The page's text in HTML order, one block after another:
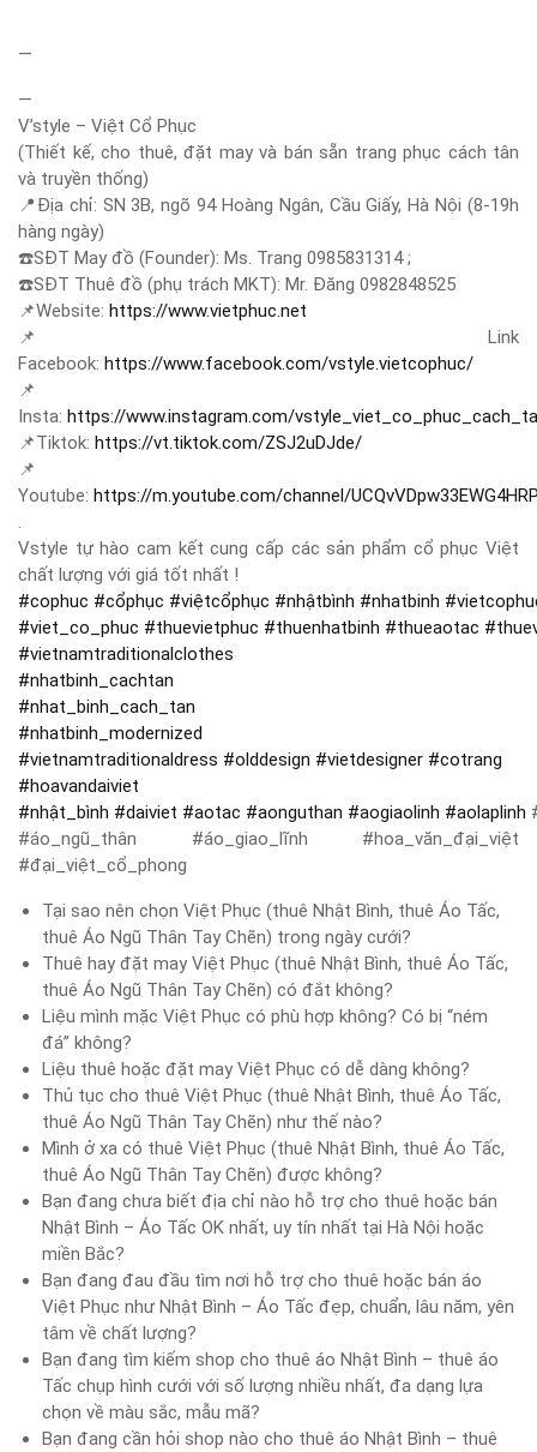
—
—
V’style – Việt Cổ Phục
(Thiết kế, cho thuê, đặt may và bán sẵn trang phục cách tân
và truyền thống)
📍 Địa chỉ: SN 3B, ngõ 94 Hoàng Ngân, Cầu Giấy, Hà Nội (8-19h
hàng ngày)
☎️SĐT May đồ (Founder): Ms. Trang 0985831314 ;
☎️SĐT Thuê đồ (phụ trách MKT): Mr. Đăng 0982848525
📌Website: https://www.vietphuc.net
📌 Link
Facebook: https://www.facebook.com/vstyle.vietcophuc/
📌
Insta: https://www.instagram.com/
📌Tiktok: https://vt.tiktok.com/ZSJ2uDJde/
📌
Youtube: https://m.youtube.com/channel/
.
Vstyle tự hào cam kết cung cấp các sản phẩm cổ phục Việt
chất lượng với giá tốt nhất !
#cophuc #cổphục #việtcổphục #nhậtbình #nhatbinh #
#viet_co_phuc #thuevietphuc #thuenhatbinh #thueaotac #
#vietnamtraditionalclothes
#nhatbinh_cachtan
#nhat_binh_cach_tan
#nhatbinh_modernized
#vietnamtraditionaldress #olddesign #vietdesigner #cotrang
#hoavandaiviet
#nhật_bình #daiviet #aotac #aonguthan #aogiaolinh #aolaplinh
#áo_ngũ_thân #áo_giao_lĩnh #hoa_văn_đại_việt
#đại_việt_cổ_phong
Tại sao nên chọn Việt Phục (thuê Nhật Bình, thuê Áo Tấc,
thuê Áo Ngũ Thân Tay Chẽn) trong ngày cưới?
Thuê hay đặt may Việt Phục (thuê Nhật Bình, thuê Áo Tấc,
thuê Áo Ngũ Thân Tay Chẽn) có đắt không?
Liệu mình mặc Việt Phục có phù hợp không? Có bị “ném
đá” không?
Liệu thuê hoặc đặt may Việt Phục có dễ dàng không?
Thủ tục cho thuê Việt Phục (thuê Nhật Bình, thuê Áo Tấc,
thuê Áo Ngũ Thân Tay Chẽn) như thế nào?
Mình ở xa có thuê Việt Phục (thuê Nhật Bình, thuê Áo Tấc,
thuê Áo Ngũ Thân Tay Chẽn) được không?
Bạn đang chưa biết địa chỉ nào hỗ trợ cho thuê hoặc bán
Nhật Bình – Áo Tấc OK nhất, uy tín nhất tại Hà Nội hoặc
miền Bắc?
Bạn đang đau đầu tìm nơi hỗ trợ cho thuê hoặc bán áo
Việt Phục như Nhật Bình – Áo Tấc đẹp, chuẩn, lâu năm, yên
tâm về chất lượng?
Bạn đang tìm kiếm shop cho thuê áo Nhật Bình – thuê áo
Tấc chụp hình cưới với số lượng nhiều nhất, đa dạng lựa
chọn về màu sắc, mẫu mã?
Bạn đang cần hỏi shop nào cho thuê áo Nhật Bình – thuê